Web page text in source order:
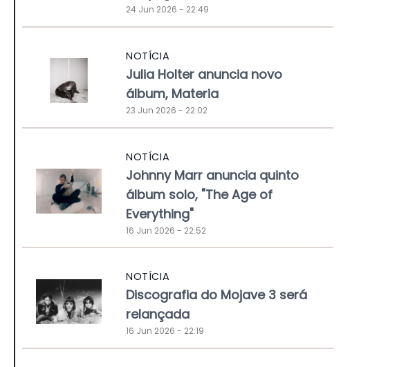
24 Jun 2026 - 22:49
NOTÍCIA
Julia Holter anuncia novo
álbum, Materia
23 Jun 2026 - 22:02
NOTÍCIA
Johnny Marr anuncia quinto
álbum solo, "The Age of
Everything"
16 Jun 2026 - 22:52
NOTÍCIA
Discografia do Mojave 3 será
relançada
16 Jun 2026 - 22:19